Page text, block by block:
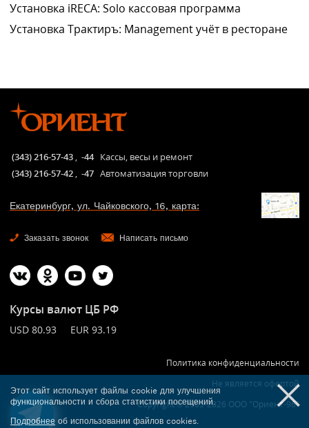
Установка iRECA: Solo кассовая программа
Установка Трактиръ: Management учёт в ресторане
(343) 216-57-43 , -44 Кассы, весы и ремонт
(343) 216-57-42 , -47 Автоматизация торговли
Екатеринбург, ул. Чайковского, 16, карта:
Заказать звонок Написать письмо
Курсы валют ЦБ РФ
USD 80.93 EUR 93.19
Политика конфиденциальности
Не является офертой
Copyright © 2005-2026 ООО "Ориент-96"
Этот сайт использует файлы cookie для улучшения
функциональности и сбора статистики посещений.
Подробнее об использовании файлов cookies.